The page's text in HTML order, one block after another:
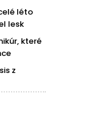
léto
lesk
které
z